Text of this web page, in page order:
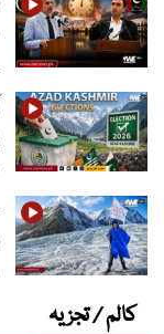
کالم / تجزیہ